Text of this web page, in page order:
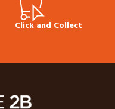
Click and Collect